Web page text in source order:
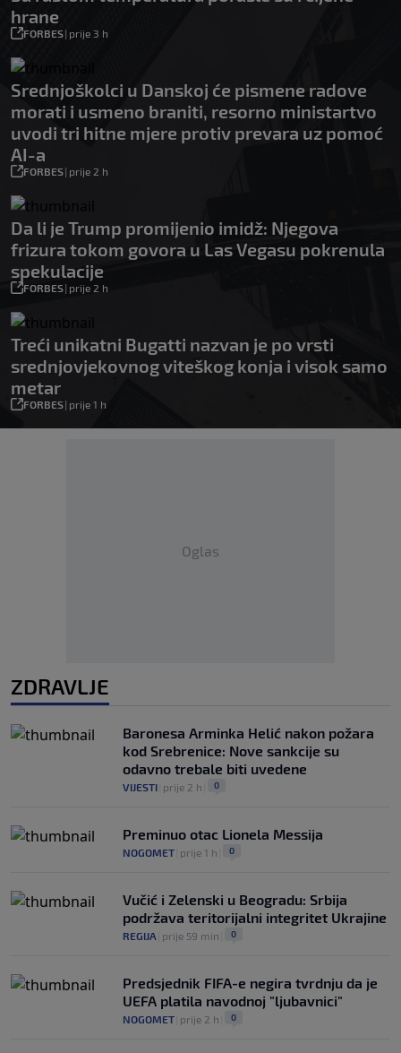
hrane
FORBES| prije 3 h
Srednjoškolci u Danskoj će pismene radove
morati i usmeno braniti, resorno ministartvo
uvodi tri hitne mjere protiv prevara uz pomoć
AI-a
FORBES| prije 2 h
Da li je Trump promijenio imidž: Njegova
frizura tokom govora u Las Vegasu pokrenula
spekulacije
FORBES| prije 2 h
Treći unikatni Bugatti nazvan je po vrsti
srednjovjekovnog viteškog konja i visok samo
metar
FORBES| prije 1 h
Oglas
ZDRAVLJE
Baronesa Arminka Helić nakon požara
kod Srebrenice: Nove sankcije su
odavno trebale biti uvedene
VIJESTI prije 2 h 0
Preminuo otac Lionela Messija
NOGOMET prije 1 h 0
Vučić i Zelenski u Beogradu: Srbija
podržava teritorijalni integritet Ukrajine
REGIJA prije 59 min 0
Predsjednik FIFA-e negira tvrdnju da je
UEFA platila navodnoj "ljubavnici"
NOGOMET prije 2 h 0